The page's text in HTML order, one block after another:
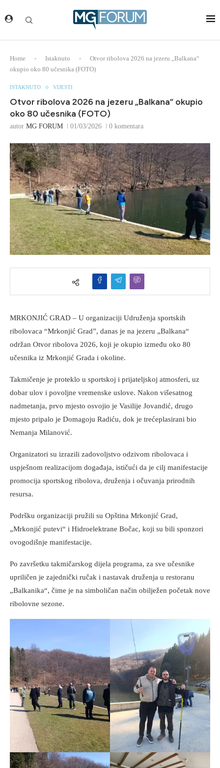
Home - Istaknuto -
Otvor ribolova 2026 na jezeru „Balkana“
okupio oko 80 učesnika (FOTO)
ISTAKNUTO VIJESTI
Otvor ribolova 2026 na jezeru „Balkana“ okupio
oko 80 učesnika (FOTO)
autor MG FORUM 01/03/2026 0 komentara
MRKONJIĆ GRAD – U organizaciji Udruženja sportskih
ribolovaca “Mrkonjić Grad”, danas je na jezeru „Balkana“
održan Otvor ribolova 2026, koji je okupio između oko 80
učesnika iz Mrkonjić Grada i okoline.
Takmičenje je proteklo u sportskoj i prijateljskoj atmosferi, uz
dobar ulov i povoljne vremenske uslove. Nakon višesatnog
nadmetanja, prvo mjesto osvojio je Vasilije Jovandić, drugo
mjesto pripalo je Domagoju Radiću, dok je trećeplasirani bio
Nemanja Milanović.
Organizatori su izrazili zadovoljstvo odzivom ribolovaca i
uspješnom realizacijom događaja, ističući da je cilj manifestacije
promocija sportskog ribolova, druženja i očuvanja prirodnih
resursa.
Podršku organizaciji pružili su Opština Mrkonjić Grad,
„Mrkonjić putevi“ i Hidroelektrane Bočac, koji su bili sponzori
ovogodišnje manifestacije.
Po završetku takmičarskog dijela programa, za sve učesnike
upriličen je zajednički ručak i nastavak druženja u restoranu
„Balkanika“, čime je na simboličan način obilježen početak nove
ribolovne sezone.